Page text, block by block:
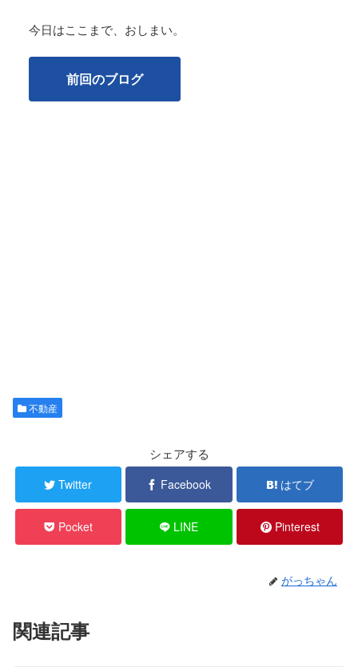
今日はここまで、おしまい。
前回のブログ
不動産
シェアする
Twitter Facebook はてブ
Pocket LINE Pinterest
がっちゃん
関連記事